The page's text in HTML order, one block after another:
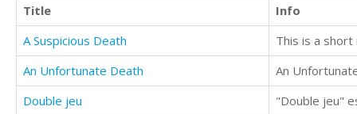
Title
Info
A Suspicious Death
An Unfortunate Death
Double jeu
"Double jeu"